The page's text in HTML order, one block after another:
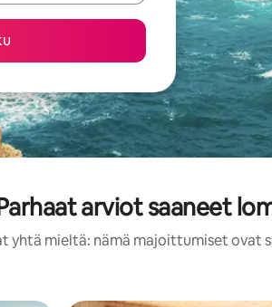
arviot saaneet
yhtä mieltä: nämä majoittumiset ovat